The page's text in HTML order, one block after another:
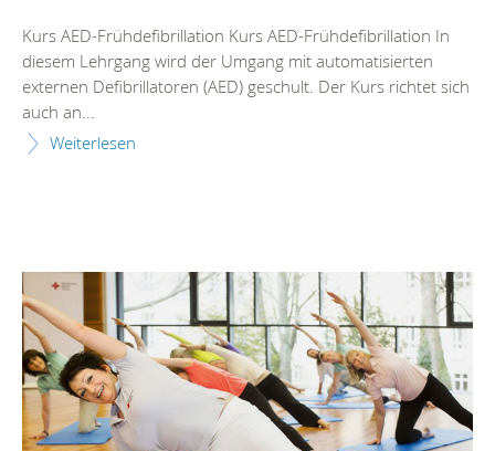
Kurs AED-Frühdefibrillation Kurs AED-Frühdefibrillation In
diesem Lehrgang wird der Umgang mit automatisierten
externen Defibrillatoren (AED) geschult. Der Kurs richtet sich
auch an...
Weiterlesen